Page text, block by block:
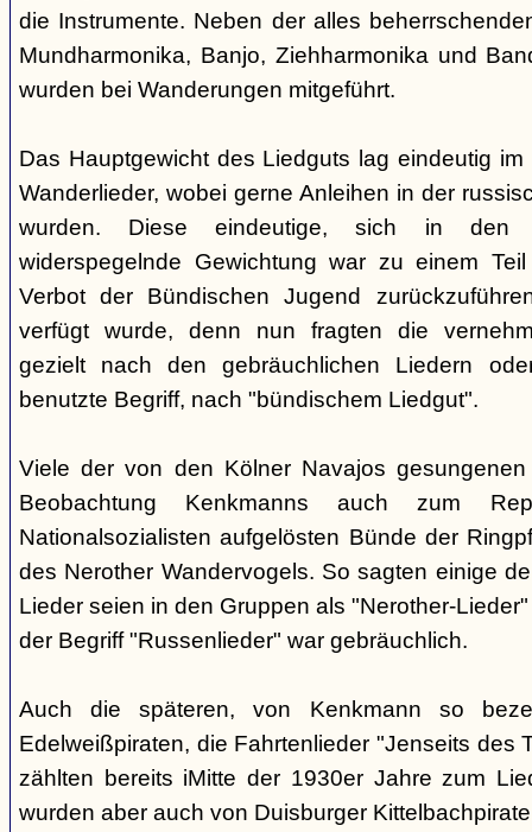
die Instrumente. Neben der alles
Mundharmonika, Banjo, Ziehharmonika und
wurden bei Wanderungen mitgeführt.
Das Hauptgewicht des Liedguts lag eindeutig
Wanderlieder, wobei gerne Anleihen in der
wurden. Diese eindeutige, sich in den
widerspegelnde Gewichtung war zu einem
Verbot der Bündischen Jugend
verfügt wurde, denn nun fragten die
gezielt nach den gebräuchlichen Liedern
benutzte Begriff, nach "bündischem Liedgut".
Viele der von den Kölner Navajos
Beobachtung Kenkmanns auch zum
Nationalsozialisten aufgelösten Bünde der
des Nerother Wandervogels. So sagten einige
Lieder seien in den Gruppen als "Nerother-
der Begriff "Russenlieder" war gebräuchlich.
Auch die späteren, von Kenkmann so
Edelweißpiraten, die Fahrtenlieder "Jenseits des
zählten bereits iMitte der 1930er Jahre zum
wurden aber auch von Duisburger